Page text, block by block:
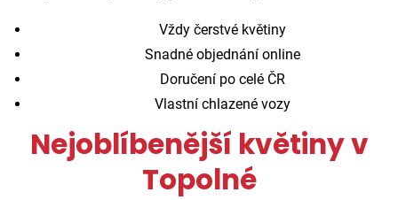
Vždy čerstvé květiny
Snadné objednání online
Doručení po celé ČR
Vlastní chlazené vozy
Nejoblíbenější květiny v
Topolné